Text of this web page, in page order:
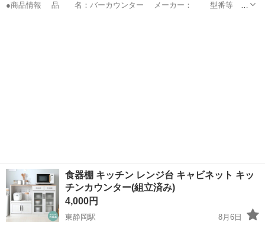
●商品情報 品 名：バーカウンター メーカー： 型番等 ：
食器棚 キッチン レンジ台 キャビネット キッ
チンカウンター(組立済み)
4,000円
東静岡駅
8月6日